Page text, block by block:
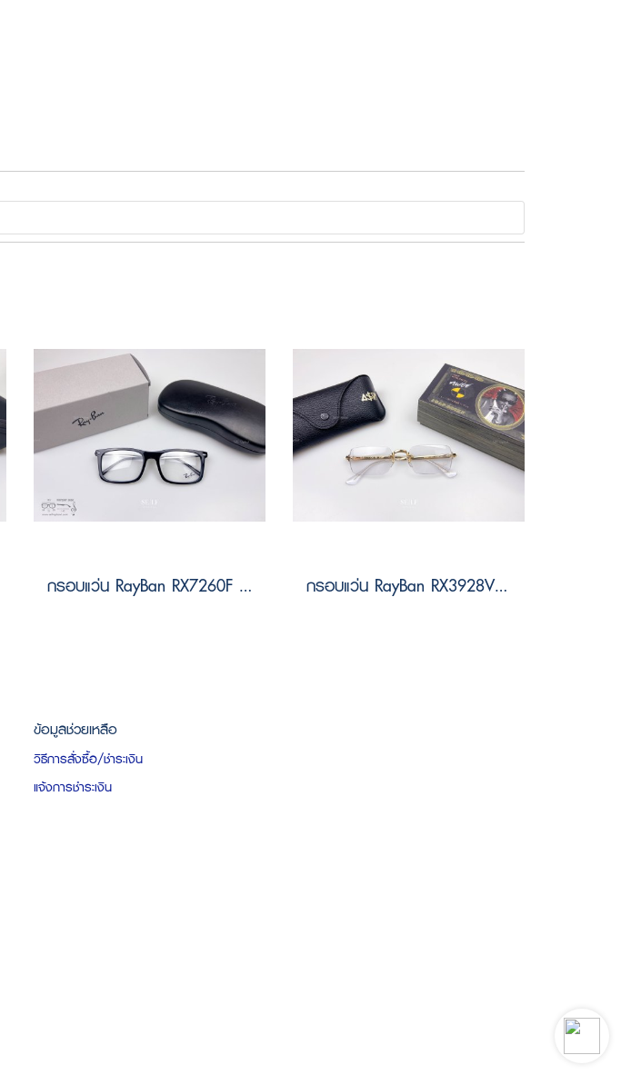
กรอบแว่น RayBan RX7260F 2000 Size 54 กรอบแว่น RayBan RX3928V 2500 Size 54 by A$AP ASAP Rocky
ข้อมูลช่วยเหลือ
วิธีการสั่งซื้อ/ชำระเงิน
แจ้งการชำระเงิน